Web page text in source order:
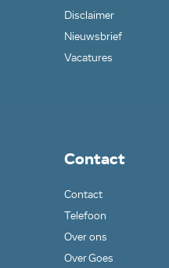
Disclaimer
Nieuwsbrief
Vacatures
Contact
Contact
Telefoon
Over ons
Over Goes